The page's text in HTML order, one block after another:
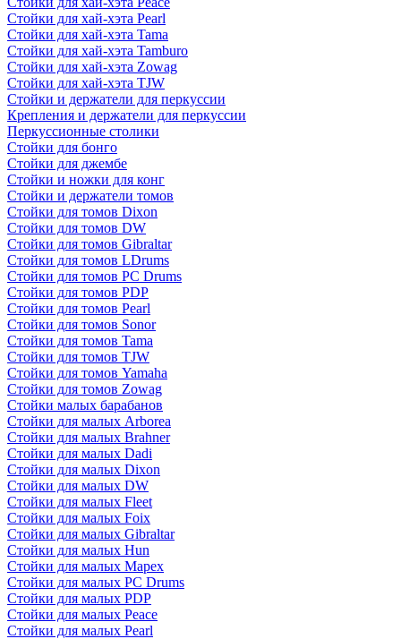
Стойки для хай-хэта Pearl
Стойки для хай-хэта Tama
Стойки для хай-хэта Tamburo
Стойки для хай-хэта Zowag
Стойки для хай-хэта TJW
Стойки и держатели для перкуссии
Крепления и держатели для перкуссии
Перкуссионные столики
Стойки для бонго
Стойки для джембе
Стойки и ножки для конг
Стойки и держатели томов
Стойки для томов Dixon
Стойки для томов DW
Стойки для томов Gibraltar
Стойки для томов LDrums
Стойки для томов PC Drums
Стойки для томов PDP
Стойки для томов Pearl
Стойки для томов Sonor
Стойки для томов Tama
Стойки для томов TJW
Стойки для томов Yamaha
Стойки для томов Zowag
Стойки малых барабанов
Стойки для малых Arborea
Стойки для малых Brahner
Стойки для малых Dadi
Стойки для малых Dixon
Стойки для малых DW
Стойки для малых Fleet
Стойки для малых Foix
Стойки для малых Gibraltar
Стойки для малых Hun
Стойки для малых Mapex
Стойки для малых PC Drums
Стойки для малых PDP
Стойки для малых Peace
Стойки для малых Pearl